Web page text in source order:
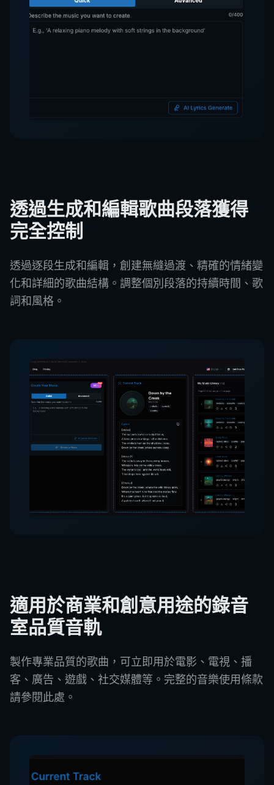
透過生成和編輯歌曲段落獲得
完全控制
透過逐段生成和編輯，創建無縫過渡、精確的情緒變
化和詳細的歌曲結構。調整個別段落的持續時間、歌
詞和風格。
適用於商業和創意用途的錄音
室品質音軌
製作專業品質的歌曲，可立即用於電影、電視、播
客、廣告、遊戲、社交媒體等。完整的音樂使用條款
請參閱此處。